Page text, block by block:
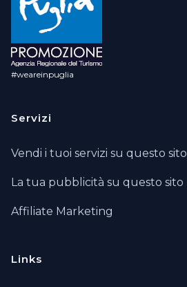
#weareinpuglia
Servizi
Vendi i tuoi servizi su questo sito
La tua pubblicità su questo sito
Affiliate Marketing
Links